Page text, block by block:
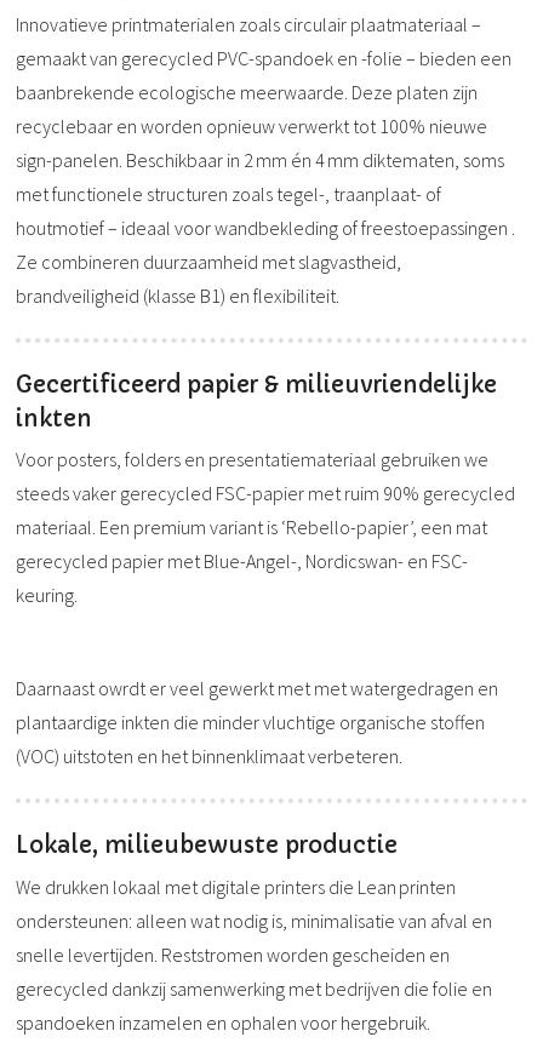
Innovatieve printmaterialen zoals circulair plaatmateriaal –
gemaakt van gerecycled PVC-spandoek en -folie – bieden een
baanbrekende ecologische meerwaarde. Deze platen zijn
recyclebaar en worden opnieuw verwerkt tot 100% nieuwe
sign-panelen. Beschikbaar in 2 mm én 4 mm diktematen, soms
met functionele structuren zoals tegel-, traanplaat- of
houtmotief – ideaal voor wandbekleding of freestoepassingen .
Ze combineren duurzaamheid met slagvastheid,
brandveiligheid (klasse B1) en flexibiliteit.
Gecertificeerd papier & milieuvriendelijke
inkten
Voor posters, folders en presentatiemateriaal gebruiken we
steeds vaker gerecycled FSC-papier met ruim 90% gerecycled
materiaal. Een premium variant is ‘Rebello-papier’, een mat
gerecycled papier met Blue-Angel-, Nordicswan- en FSC-
keuring.
Daarnaast owrdt er veel gewerkt met met watergedragen en
plantaardige inkten die minder vluchtige organische stoffen
(VOC) uitstoten en het binnenklimaat verbeteren.
Lokale, milieubewuste productie
We drukken lokaal met digitale printers die Lean printen
ondersteunen: alleen wat nodig is, minimalisatie van afval en
snelle levertijden. Reststromen worden gescheiden en
gerecycled dankzij samenwerking met bedrijven die folie en
spandoeken inzamelen en ophalen voor hergebruik